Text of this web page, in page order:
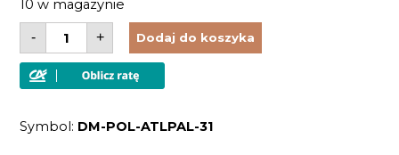
10 w magazynie
-
ilość
Półka
ścienna
drewniana
lite
olejowany
+ Dodaj do koszyka
Symbol: DM-POL-ATLPAL-31